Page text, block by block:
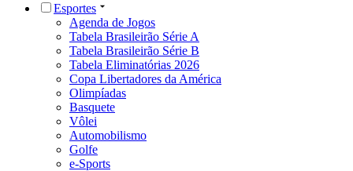
Esportes
Agenda de Jogos
Tabela Brasileirão Série A
Tabela Brasileirão Série B
Tabela Eliminatórias 2026
Copa Libertadores da América
Olimpíadas
Basquete
Vôlei
Automobilismo
Golfe
e-Sports